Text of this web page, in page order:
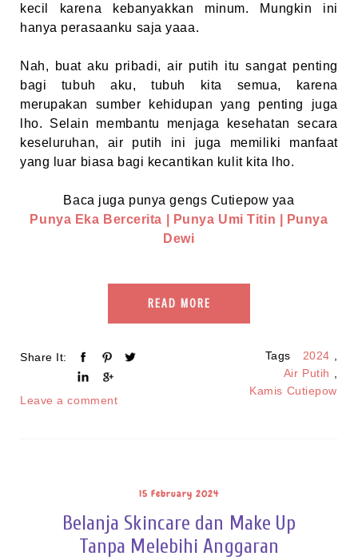
kecil karena kebanyakkan minum. Mungkin ini
hanya perasaanku saja yaaa.
Nah, buat aku pribadi, air putih itu sangat penting
bagi tubuh aku, tubuh kita semua, karena
merupakan sumber kehidupan yang penting juga
lho. Selain membantu menjaga kesehatan secara
keseluruhan, air putih ini juga memiliki manfaat
yang luar biasa bagi kecantikan kulit kita lho.
Baca juga punya gengs Cutiepow yaa
Punya Eka Bercerita
Punya Umi Titin | Punya
Dewi
READ MORE
Share It:
Leave a comment
Tags 2024
Air Putih
Kamis Cutiepow
15 February 2024
Belanja Skincare dan Make Up
Tanpa Melebihi Anggaran